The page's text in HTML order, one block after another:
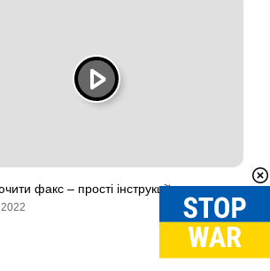
факс – прості інструкції
2022